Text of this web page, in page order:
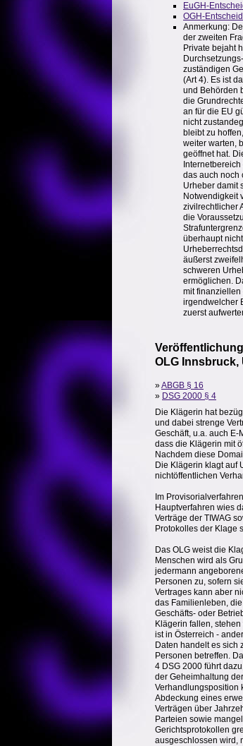
EuGH-
OGH-
Anmerkung:
der zweiten
Private bejaht
zuständigen
(Art 4). Es ist
und Behörden
die
an für die EU
nicht
bleibt zu
weiter warten,
geöffnet hat.
das auch noch
Urheber damit
Notwendigkeit
zivilrechtlicher
die
überhaupt
äußerst
schweren
ermöglichen.
mit finanziellen
irgendwelcher
zuerst
OLG Innsbruck,
»ABGB § 16
» DSG 2000 § 4
Die Klägerin hat
und dabei strenge
Geschäft, u.a. auch
dass die Klägerin mit
Nachdem diese
Die Klägerin klagt auf
nichtöffentlichen
Im
Hauptverfahren wies
Verträge der TIWAG
Protokolles der Klage
Das OLG weist die
Menschen wird als
jedermann
Personen zu, sofern
Vertrages kann aber
das Familienleben,
Geschäfts- oder
Klägerin fallen,
ist in Österreich -
Daten handelt es sich
Personen betreffen.
4 DSG 2000 führt
der Geheimhaltung
Verhandlungsposition
Abdeckung eines
Verträgen über
Parteien sowie
Gerichtsprotokollen
ausgeschlossen wird,